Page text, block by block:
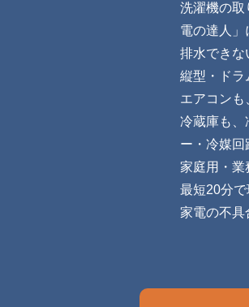
洗濯機の取
電の達人」
排水できな
縦型・ドラ
エアコン
冷蔵庫も、
ー・冷媒
家庭用・業
最短20分
家電の不具